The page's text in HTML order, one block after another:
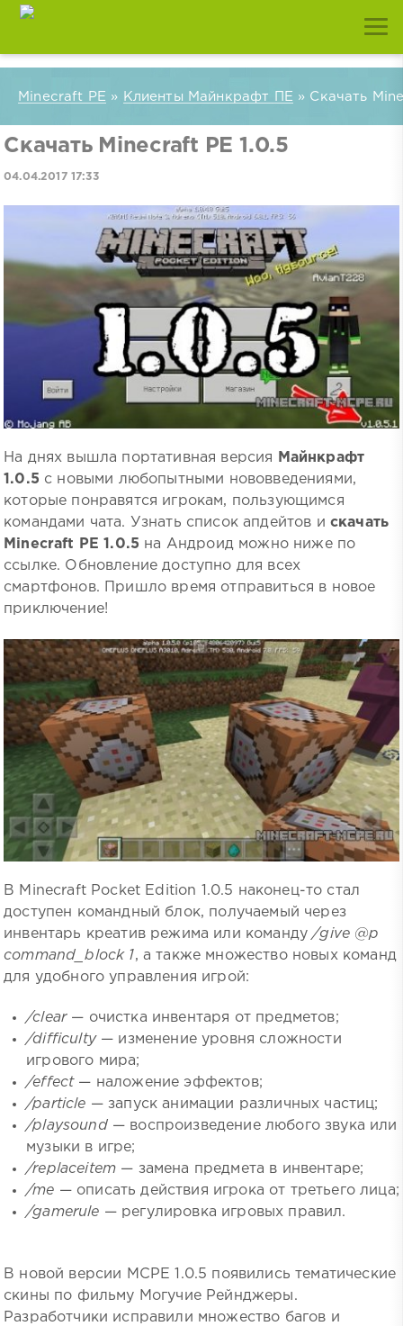
Minecraft PE » Клиенты Майнкрафт ПЕ » Скачать
Скачать Minecraft PE 1.0.5
04.04.2017 17:33
На днях вышла портативная версия
Майнкрафт
1.0.5 с новыми любопытными нововведениями,
которые понравятся игрокам, пользующимся
командами чата. Узнать список апдейтов и скачать
Minecraft PE 1.0.5 на Андроид можно ниже по
ссылке. Обновление доступно для всех
смартфонов. Пришло время отправиться в новое
приключение!
В Minecraft Pocket Edition 1.0.5 наконец-то стал
доступен командный блок, получаемый через
инвентарь креатив режима или команду/give @p
command_block 1, а также множество новых команд
для удобного управления игрой:
/clear— очистка инвентаря от предметов;
/difficulty— изменение уровня сложности
игрового мира;
/effect— наложение эффектов;
/particle — запуск анимации различных частиц;
/playsound— воспроизведение любого звука или
музыки в игре;
/replaceitem — замена предмета в инвентаре;
/me — описать действия игрока от третьего лица;
/gamerule — регулировка игровых правил.
В новой версии MCPE 1.0.5 появились тематические
скины по фильму Могучие Рейнджеры.
Разработчики исправили множество багов и